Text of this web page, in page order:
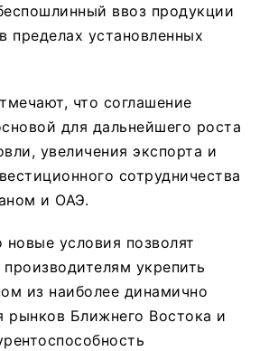
ввоз продукции
пределах установленных
что соглашение
для дальнейшего роста
увеличения экспорта и
сотрудничества
и ОАЭ.
условия позволят
укрепить
из наиболее динамично
рынков Ближнего Востока и